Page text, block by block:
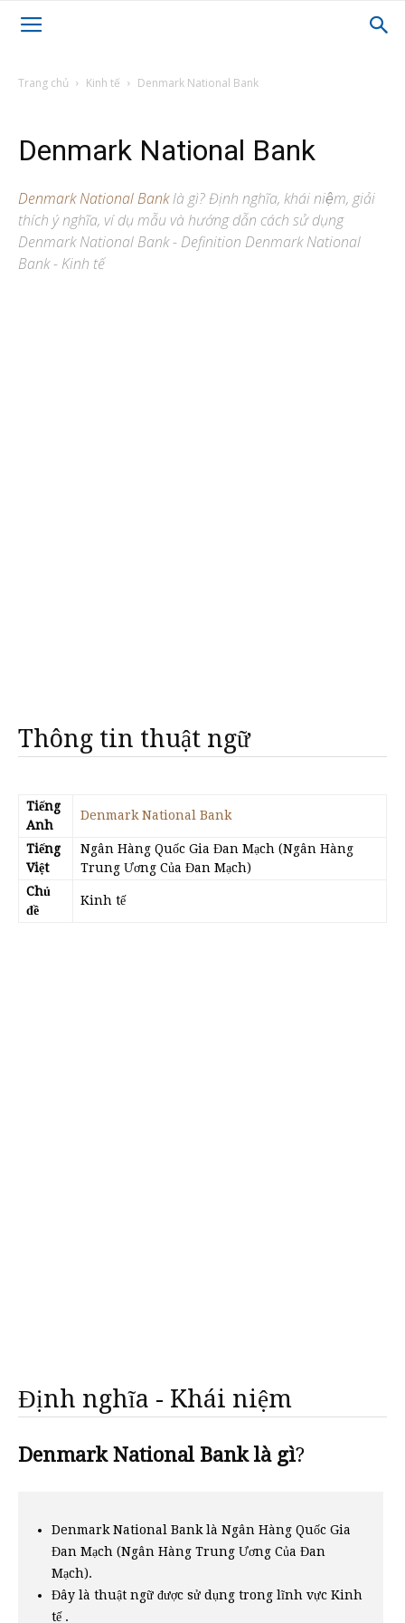
Trang chủ Kinh tế Denmark National Bank
Denmark National Bank
Denmark National Banklà gì? Định nghĩa, khái niệm, giải
thích ý nghĩa, ví dụ mẫu và hướng dẫn cách sử dụng
Denmark National Bank - Definition Denmark National
Bank - Kinh tế
Thông tin thuật ngữ
Tiếng
Anh
Denmark National Bank
Tiếng
Việt
Ngân Hàng Quốc Gia Đan Mạch (Ngân Hàng
Trung Ương Của Đan Mạch)
Chủ
đề
Kinh tế
Định nghĩa - Khái niệm
Denmark National Bank là gì?
Denmark National Bank là Ngân Hàng Quốc Gia
Đan Mạch (Ngân Hàng Trung Ương Của Đan
Mạch).
Đây là thuật ngữ được sử dụng trong lĩnh vực Kinh
tế .